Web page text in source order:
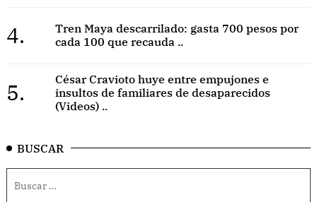
4.
Tren Maya descarrilado: gasta 700 pesos por
cada 100 que recauda ..
5.
César Cravioto huye entre empujones e
insultos de familiares de desaparecidos
(Videos) ..
BUSCAR